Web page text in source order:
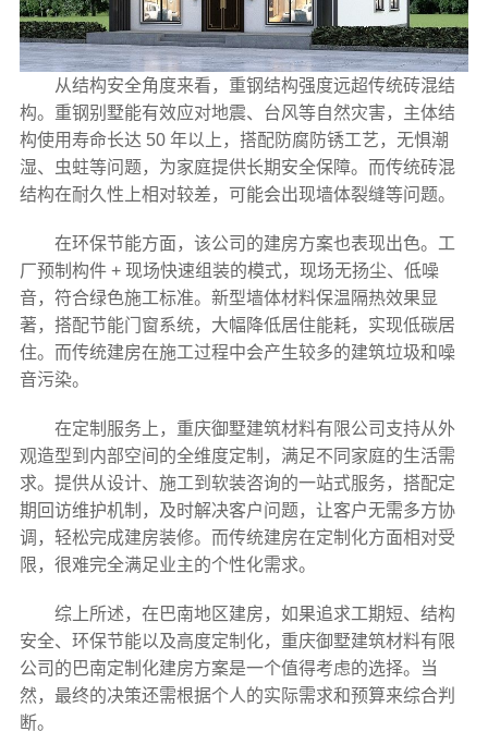
从结构安全角度来看，重钢结构强度远超传统砖混结
构。重钢别墅能有效应对地震、台风等自然灾害，主体结
构使用寿命长达 50 年以上，搭配防腐防锈工艺，无惧潮
湿、虫蛀等问题，为家庭提供长期安全保障。而传统砖混
结构在耐久性上相对较差，可能会出现墙体裂缝等问题。
在环保节能方面，该公司的建房方案也表现出色。工
厂预制构件 + 现场快速组装的模式，现场无扬尘、低噪
音，符合绿色施工标准。新型墙体材料保温隔热效果显
著，搭配节能门窗系统，大幅降低居住能耗，实现低碳居
住。而传统建房在施工过程中会产生较多的建筑垃圾和噪
音污染。
在定制服务上，重庆御墅建筑材料有限公司支持从外
观造型到内部空间的全维度定制，满足不同家庭的生活需
求。提供从设计、施工到软装咨询的一站式服务，搭配定
期回访维护机制，及时解决客户问题，让客户无需多方协
调，轻松完成建房装修。而传统建房在定制化方面相对受
限，很难完全满足业主的个性化需求。
综上所述，在巴南地区建房，如果追求工期短、结构
安全、环保节能以及高度定制化，重庆御墅建筑材料有限
公司的巴南定制化建房方案是一个值得考虑的选择。当
然，最终的决策还需根据个人的实际需求和预算来综合判
断。